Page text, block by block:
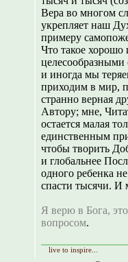
Вера во многом
укрепляет наш
примеру
Что такое хорошо
и иногда мы
приходим в мир,
странно верная
Автору; мне,
остается малая
единственным
чтобы творить
и глобальнее
одного ребенка
спасти тысячи. И
Я верю в Бога, это
вопросом.
live to inspire...